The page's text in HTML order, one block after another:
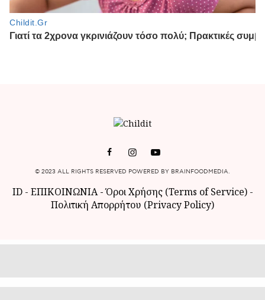
© 2023 ALL RIGHTS RESERVED POWERED BY BRAINFOODMEDIA.
ID- ΕΠΙΚΟΙΝΩΝΙΑ-Όροι Χρήσης (Terms of Service)-
Πολιτική Απορρήτου (Privacy Policy)